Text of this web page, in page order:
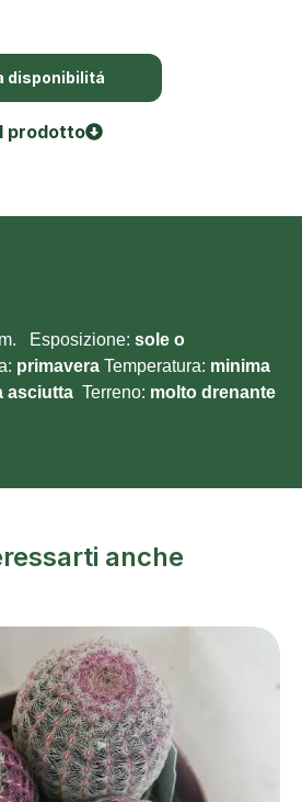
disponibilitá
prodotto
Esposizione: sole o
primavera Temperatura: minima
asciutta Terreno: molto drenante
anche